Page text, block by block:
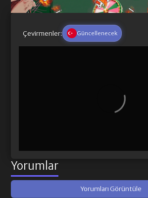
Çevirmenler: Güncellenecek
Yorumlar
Yorumları Görüntüle